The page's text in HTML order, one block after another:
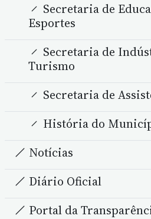
Secretaria de
Esportes
Secretaria de
Turismo
Secretaria de
História do
Notícias
Diário Oficial
Portal da